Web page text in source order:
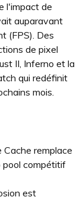
l'impact de
auparavant
(FPS). Des
de pixel
II, Inferno et la
qui redéfinit
mois.
Cache remplace
pool compétitif
est